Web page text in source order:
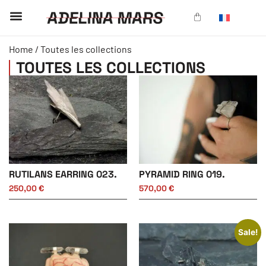
Home / Toutes les collections
TOUTES LES COLLECTIONS
RUTILANS EARRING 023.
250,00€
PYRAMID RING 019.
570,00€
Sale!